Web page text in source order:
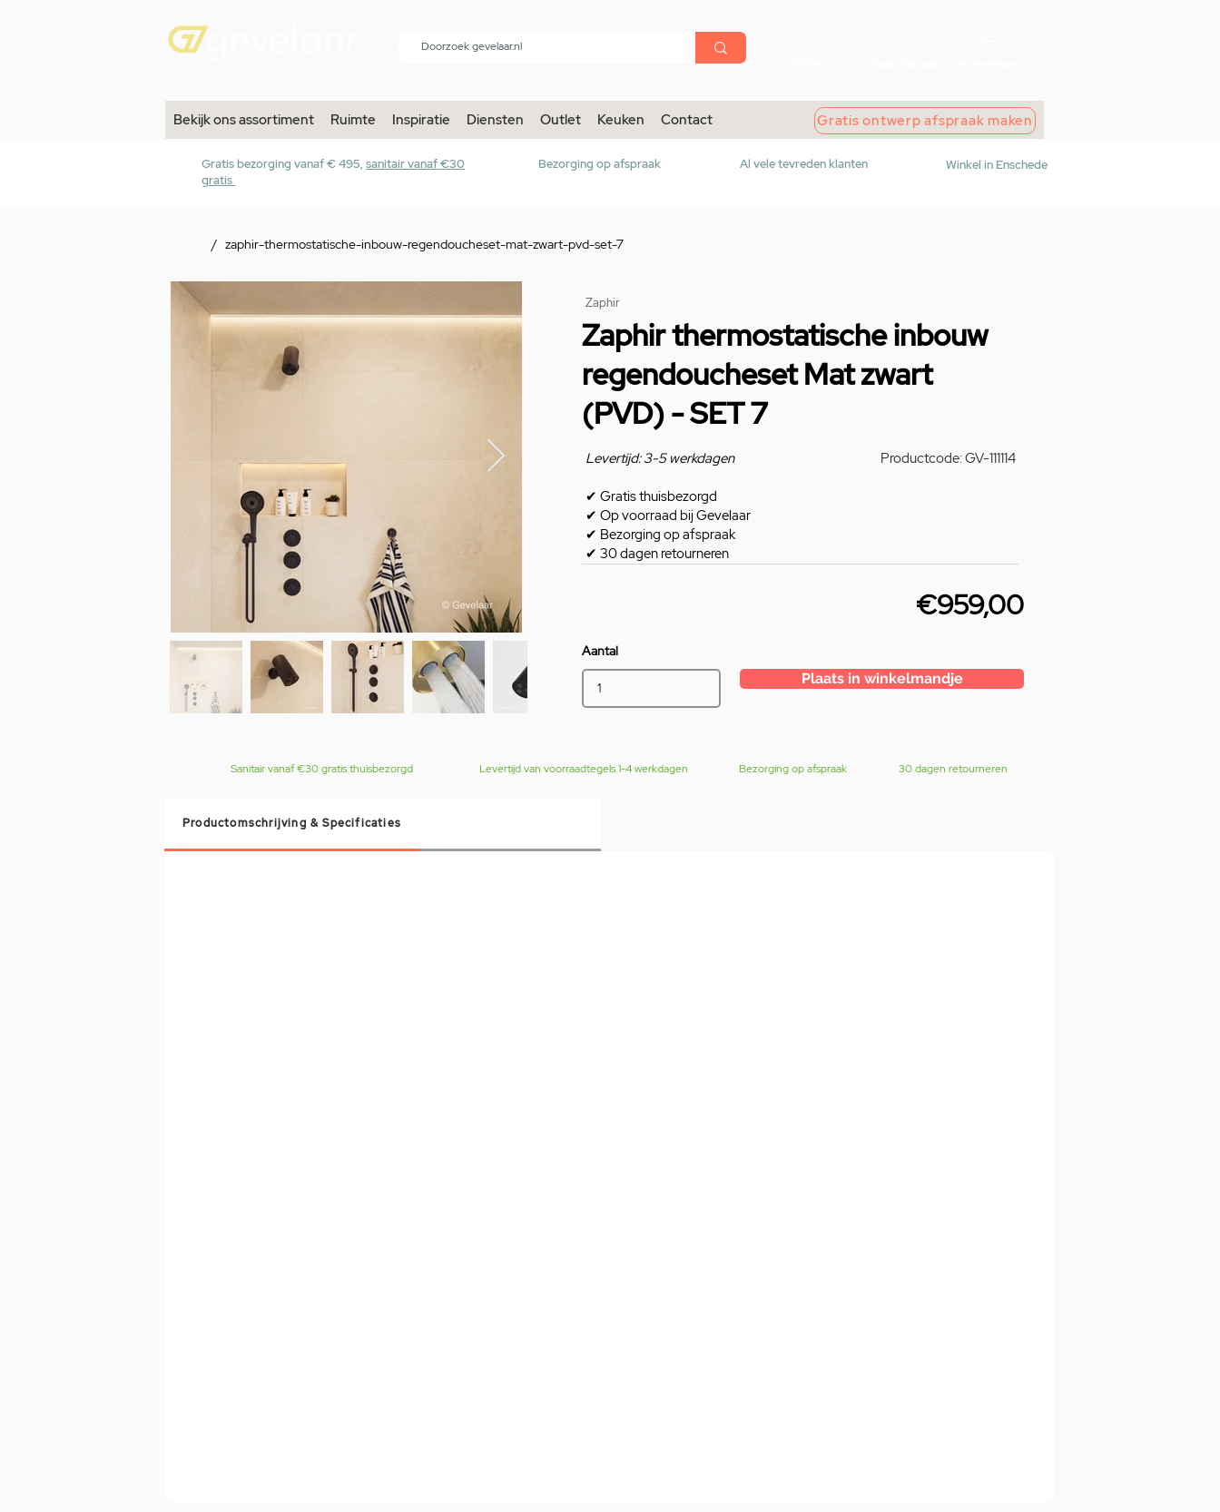
menu
Bekijk ons assortiment Ruimte Inspiratie Diensten Outlet Keuken Contact Gratis ontwerp afspraak maken
Gratis bezorging vanaf € 495, sanitair vanaf €30
gratis
Bezorging op afspraak Al vele tevreden klanten Winkel in Enschede
/ zaphir-thermostatische-inbouw-regendoucheset-mat-zwart-pvd-set-7
Zaphir
Zaphir thermostatische inbouw
regendoucheset Mat zwart
(PVD) - SET 7
Levertijd: 3-5 werkdagen
✔ Gratis thuisbezorgd
✔ Op voorraad bij Gevelaar
✔ Bezorging op afspraak
✔ 30 dagen retourneren
Productcode: GV-111114
€959,00
Aantal
Plaats in winkelmandje
Sanitair vanaf €30 gratis thuisbezorgd Levertijd van voorraadtegels 1-4 werkdagen Bezorging op afspraak 30 dagen retourneren
Productomschrijving & Specificaties